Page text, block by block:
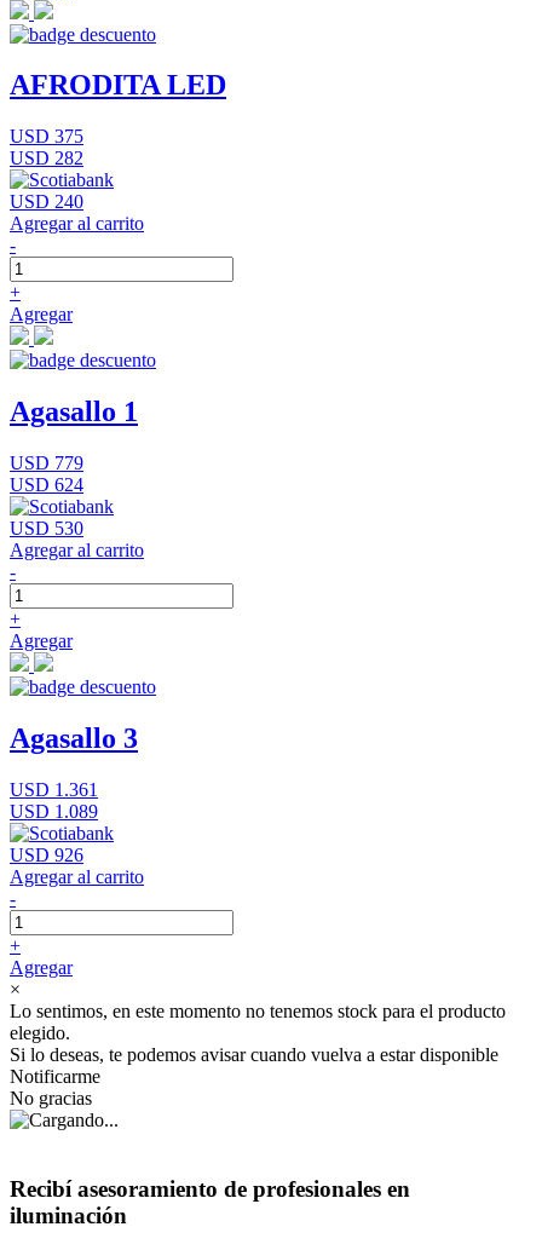
AFRODITA LED
USD 375
USD 282
USD 240
Agregar al carrito
-
+
Agregar
Agasallo 1
USD 779
USD 624
USD 530
Agregar al carrito
-
+
Agregar
Agasallo 3
USD 1.361
USD 1.089
USD 926
Agregar al carrito
-
+
Agregar
×
Lo sentimos, en este momento no tenemos stock para el producto
elegido.
Si lo deseas, te podemos avisar cuando vuelva a estar disponible
Notificarme
No gracias
Recibí asesoramiento de profesionales en
iluminación